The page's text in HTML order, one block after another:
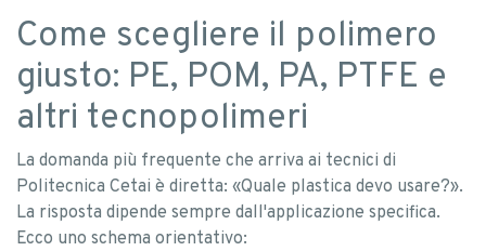
Come scegliere il polimero
giusto: PE, POM, PA, PTFE e
altri tecnopolimeri
La domanda più frequente che arriva ai tecnici di
Politecnica Cetai è diretta: «Quale plastica devo usare?».
La risposta dipende sempre dall'applicazione specifica.
Ecco uno schema orientativo: